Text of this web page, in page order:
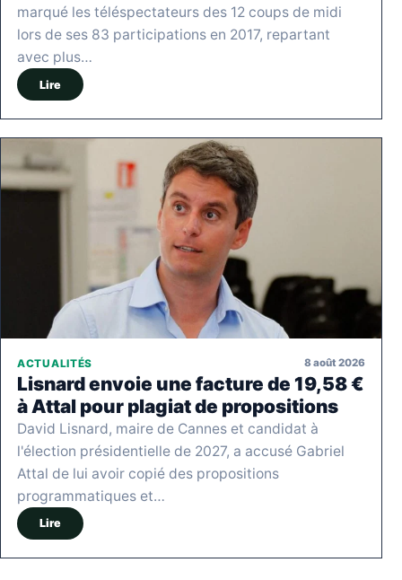
marqué les téléspectateurs des 12 coups de midi
lors de ses 83 participations en 2017, repartant
avec plus…
Lire
ACTUALITÉS 8 août 2026
Lisnard envoie une facture de 19,58 €
à Attal pour plagiat de propositions
David Lisnard, maire de Cannes et candidat à
l'élection présidentielle de 2027, a accusé Gabriel
Attal de lui avoir copié des propositions
programmatiques et…
Lire